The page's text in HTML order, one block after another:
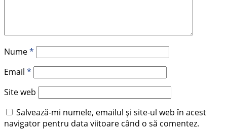
Nume*
Email *
Site web
Salvează-mi numele, emailul și site-ul web în acest
navigator pentru data viitoare când o să comentez.